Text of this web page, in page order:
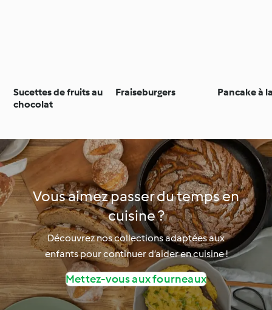
Sucettes de fruits au
chocolat
Fraiseburgers Pancake à
Vous aimez passer du temps en
cuisine ?
Découvrez nos collections adaptées aux
enfants pour continuer d’aider en cuisine !
Mettez-vous aux fourneaux